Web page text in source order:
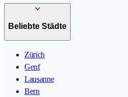
Beliebte Städte
Zürich
Genf
Lausanne
Bern